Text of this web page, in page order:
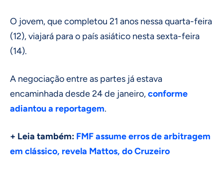
O jovem, que completou 21 anos nessa quarta-feira
(12), viajará para o país asiático nesta sexta-feira
(14).
A negociação entre as partes já estava
encaminhada desde 24 de janeiro,conforme
adiantou a reportagem.
+ Leia também: FMF assume erros de arbitragem
em clássico, revela Mattos, do Cruzeiro